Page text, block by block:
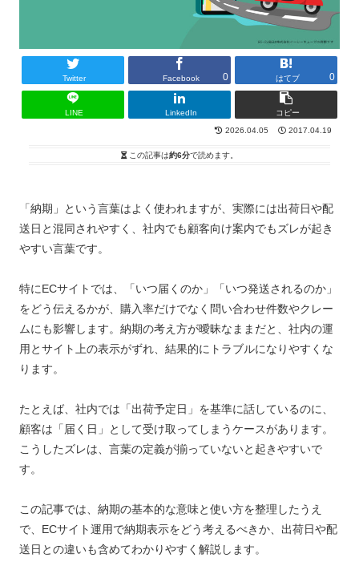
Twitter Facebook 0 はてブ 0
LINE LinkedIn
コピー
2026.04.05
2017.04.19
この記事は約6分で読めます。
「納期」という言葉はよく使われますが、実際には出荷日や配
送日と混同されやすく、社内でも顧客向け案内でもズレが起き
やすい言葉です。
特にECサイトでは、「いつ届くのか」「いつ発送されるのか」
をどう伝えるかが、購入率だけでなく問い合わせ件数やクレー
ムにも影響します。納期の考え方が曖昧なままだと、社内の運
用とサイト上の表示がずれ、結果的にトラブルになりやすくな
ります。
たとえば、社内では「出荷予定日」を基準に話しているのに、
顧客は「届く日」として受け取ってしまうケースがあります。
こうしたズレは、言葉の定義が揃っていないと起きやすいで
す。
この記事では、納期の基本的な意味と使い方を整理したうえ
で、ECサイト運用で納期表示をどう考えるべきか、出荷日や配
送日との違いも含めてわかりやすく解説します。